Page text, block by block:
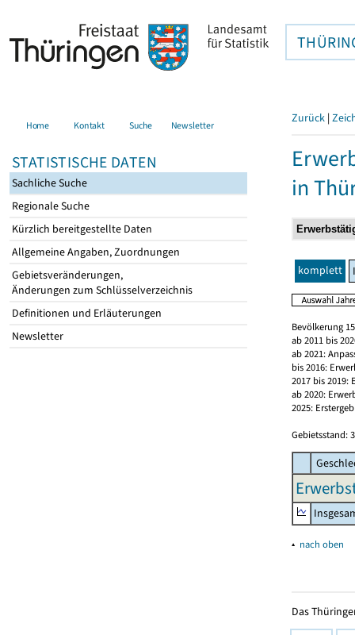
Home Kontakt Suche Newsletter
STATISTISCHE DATEN
Sachliche Suche
Regionale Suche
Kürzlich bereitgestellte Daten
Allgemeine Angaben, Zuordnungen
Gebietsveränderungen,
Änderungen zum Schlüsselverzeichnis
Definitionen und Erläuterungen
Newsletter
Zurück |
in
komplett
Bevölkerung
ab 2011 bis
ab 2021:
bis 2016:
2017 bis
ab 2020:
2025:
Gebietsstand:
▴ nach oben
Das